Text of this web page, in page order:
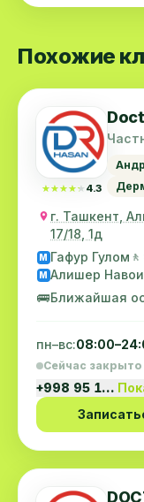
Лечусь у вас с
В 816 номере,
с медсестрой ,
высоком
Питание
шведский стол
вежливый и
день как
Я доволен
ложиться на
основе .
Из того над
2) доступность
Большая
управляющим!
PS. Ваша
древнего
Похожие
★★★★★
★★★★★ 4.3
г. Ташкент,
17/18, 1д
M Гафур Гулом
M Алишер
🚌Ближайшая
пн–вс:
Сейчас закрыто
+998 95 1…